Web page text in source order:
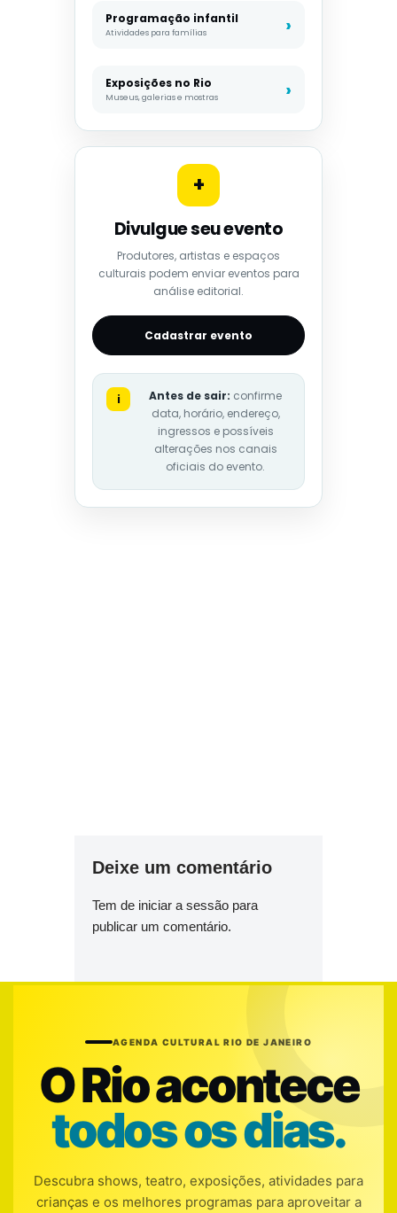
Programação infantil
Atividades para famílias
Exposições no Rio
Museus, galerias e mostras
+
Divulgue seu evento
Produtores, artistas e espaços
culturais podem enviar eventos para
análise editorial.
Cadastrar evento
i Antes de sair: confirme
data, horário, endereço,
ingressos e possíveis
alterações nos canais
oficiais do evento.
Deixe um comentário
Tem de iniciar a sessão para
publicar um comentário.
AGENDA CULTURAL RIO DE JANEIRO
O Rio acontece
todos os dias.
Descubra shows, teatro, exposições, atividades para
crianças e os melhores programas para aproveitar a